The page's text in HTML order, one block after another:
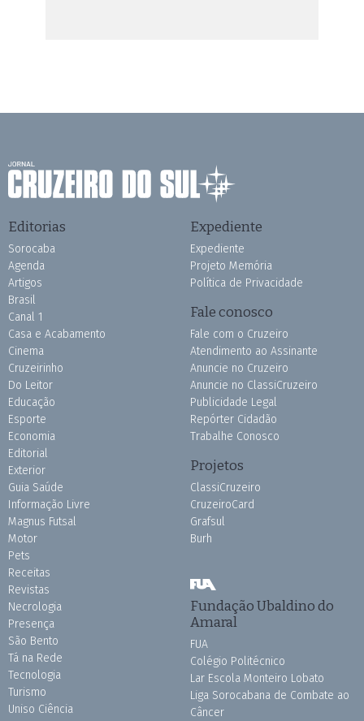
Editorias
Sorocaba
Agenda
Artigos
Brasil
Canal 1
Casa e Acabamento
Cinema
Cruzeirinho
Do Leitor
Educação
Esporte
Economia
Editorial
Exterior
Guia Saúde
Informação Livre
Magnus Futsal
Motor
Pets
Receitas
Revistas
Necrologia
Presença
São Bento
Tá na Rede
Tecnologia
Turismo
Uniso Ciência
Expediente
Expediente
Projeto Memória
Política de Privacidade
Fale conosco
Fale com o Cruzeiro
Atendimento ao Assinante
Anuncie no Cruzeiro
Anuncie no ClassiCruzeiro
Publicidade Legal
Repórter Cidadão
Trabalhe Conosco
Projetos
ClassiCruzeiro
CruzeiroCard
Grafsul
Burh
Fundação Ubaldino do
Amaral
FUA
Colégio Politécnico
Lar Escola Monteiro Lobato
Liga Sorocabana de Combate ao
Câncer